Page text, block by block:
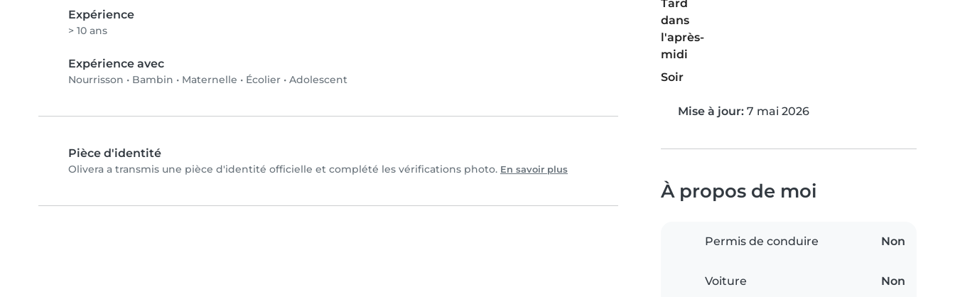
Expérience
> 10 ans
Expérience avec
Nourrisson • Bambin • Maternelle • Écolier • Adolescent
Pièce d'identité
Olivera a transmis une pièce d'identité officielle et complété les vérifications photo. En savoir plus
Tard
dans
l'après-
midi
Soir
Mise à jour: 7 mai 2026
À propos de moi
Permis de conduire Non
Voiture Non